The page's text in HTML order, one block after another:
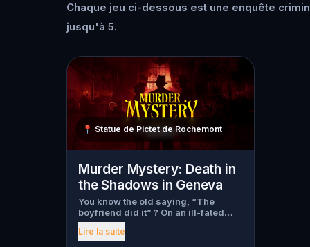
Chaque jeu ci-dessous est une enquête
jusqu'à 5.
📍 Statue de Pictet de Rochemont
Murder Mystery: Death in
the Shadows in Geneva
You know the old saying, “The
boyfriend did it” ? On an ill-fated
night, love goes terribly wrong for
Bella Wanderlust and Walter Bridges
Lire la suite